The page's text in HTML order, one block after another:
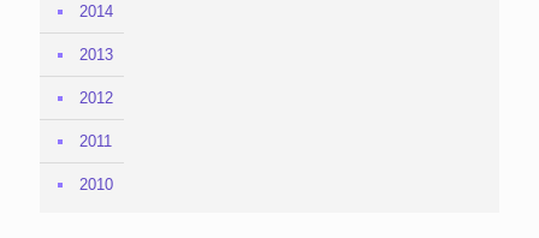
2014
2013
2012
2011
2010